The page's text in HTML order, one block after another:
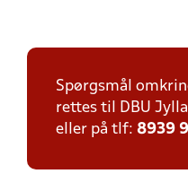
Spørgsmål
rettes til DBU
eller på tlf: 8939